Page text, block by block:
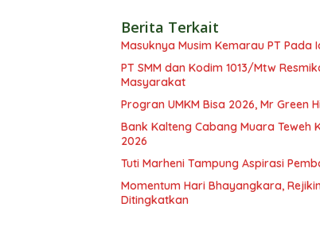
Berita Terkait
Masuknya Musim Kemarau PT Pada
PT SMM dan Kodim 1013/Mtw
Masyarakat
Progran UMKM Bisa 2026, Mr Green
Bank Kalteng Cabang Muara Teweh
2026
Tuti Marheni Tampung Aspirasi
Momentum Hari Bhayangkara,
Ditingkatkan